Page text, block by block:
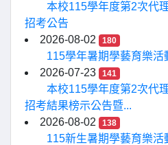
本校115學年度第2次代
招考公告
2026-08-02
180
115學年暑期學藝育樂活
2026-07-23
141
本校115學年度第2次代
招考結果榜示公告暨...
2026-08-02
138
115新生暑期學藝育樂活